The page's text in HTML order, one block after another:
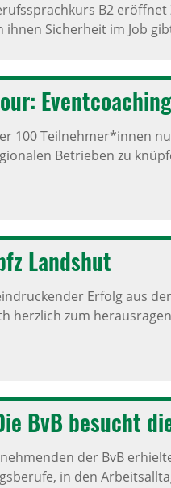
B2 eröffnet
Sicherheit im Job
100 Teilnehmer*innen
Betrieben zu
Landshut
Erfolg aus
herzlich zum
BvB besucht
der BvB
in den